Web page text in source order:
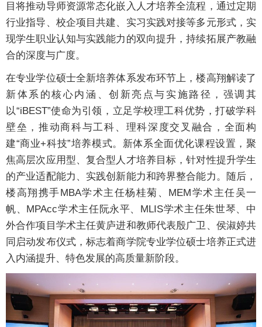
目将推动导师资源常态化嵌入人才培养全流程，通过定期
行业指导、校企项目共建、实习实践对接等多元形式，实
现学生职业认知与实践能力的双向提升，持续拓展产教融
合的深度与广度。
在专业学位硕士全新培养体系发布环节上，楼高翔解读了
新体系的核心内涵、创新亮点与实施路径，强调其
以“iBEST”使命为引领，立足学校理工科优势，打破学科
壁垒，推动商科与工科、理科深度交叉融合，全面构
建“商业+科技”培养模式。新体系全面优化课程设置，聚
焦高层次应用型、复合型人才培养目标，针对性提升学生
的产业适配能力、实践创新能力和跨界整合能力。随后，
楼高翔携手MBA学术主任杨桂菊、MEM学术主任吴一
帆、MPAcc学术主任阮永平、MLIS学术主任朱世琴、中
外合作项目学术主任黄庐进和教师代表殷广卫、侯淑婷共
同启动发布仪式，标志着商学院专业学位硕士培养正式进
入内涵提升、特色发展的高质量新阶段。